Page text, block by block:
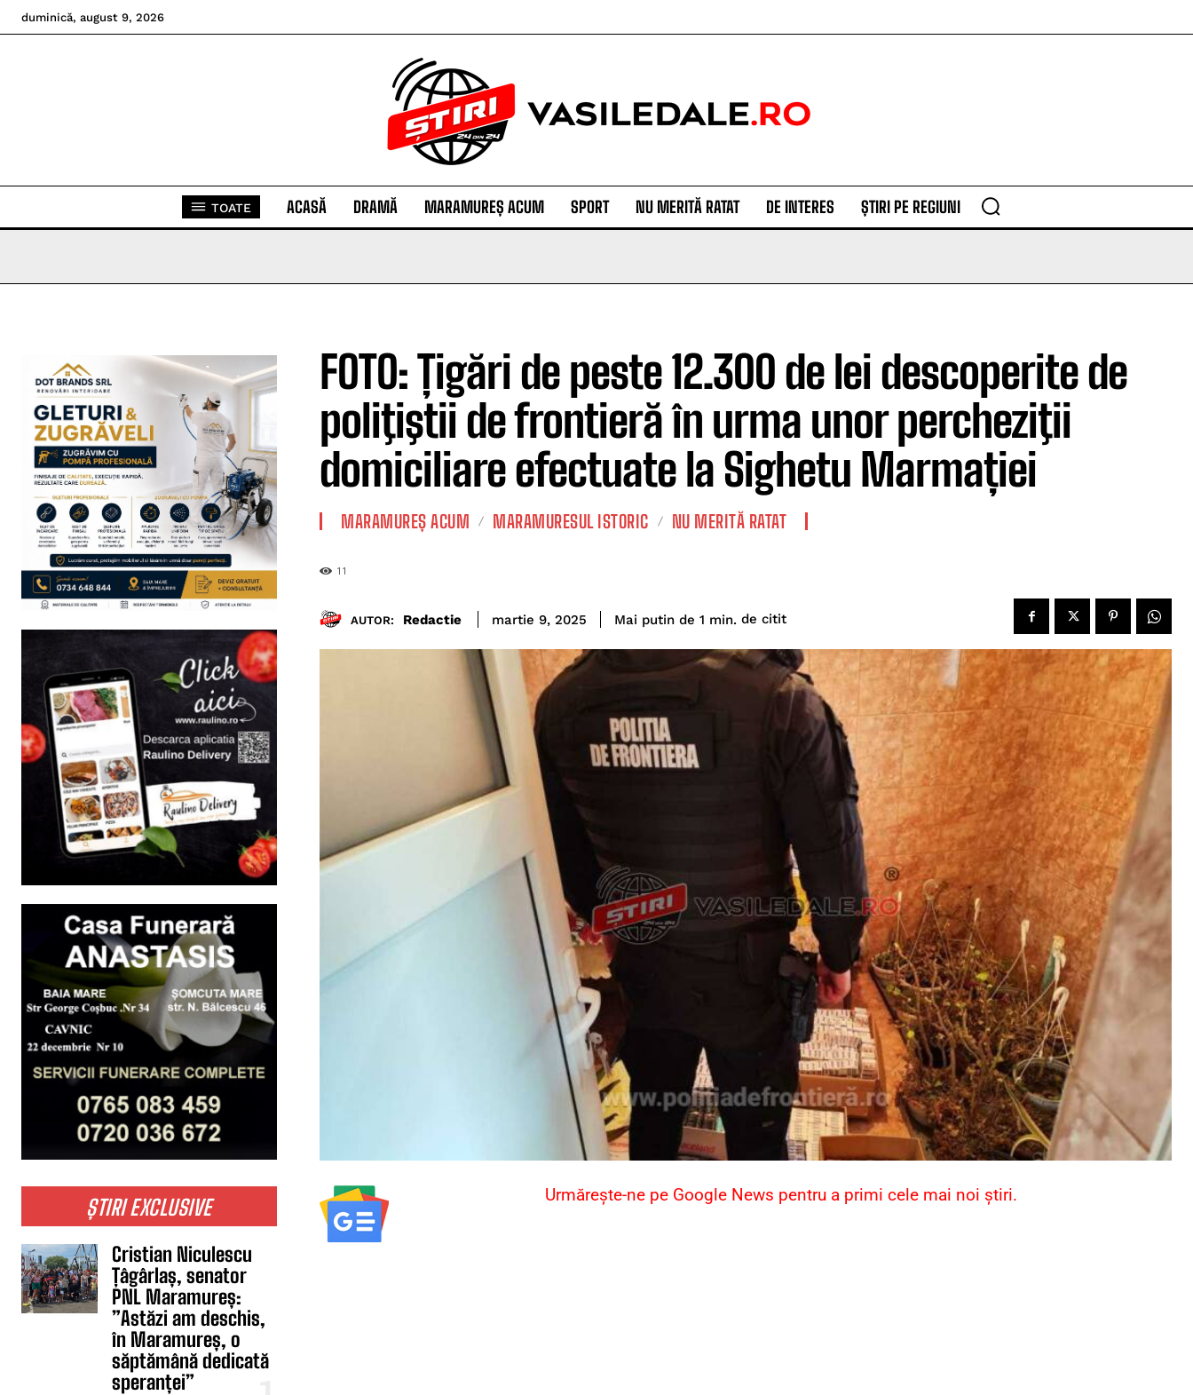
duminică, august 9, 2026
TOATE ACASĂ DRAMĂ MARAMUREȘ ACUM SPORT NU MERITĂ RATAT DE INTERES ȘTIRI PE REGIUNI
ȘTIRI EXCLUSIVE
Cristian Niculescu
Țâgârlaș, senator
PNL Maramureș:
”Astăzi am deschis,
în Maramureș, o
săptămână dedicată
speranței”
FOTO: Țigări de peste 12.300 de lei descoperite de
poliţiştii de frontieră în urma unor percheziţii
domiciliare efectuate la Sighetu Marmației
MARAMUREȘ ACUM MARAMURESUL ISTORIC NU MERITĂ RATAT
11
AUTOR: Redactie martie 9, 2025 Mai putin de 1 min. de citit
Urmărește-ne pe Google News pentru a primi cele mai noi știri.